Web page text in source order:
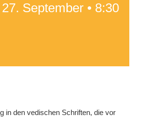
September • 8:30
in den vedischen Schriften, die vor